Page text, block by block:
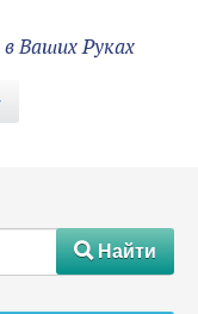
в Ваших Руках
#Найти